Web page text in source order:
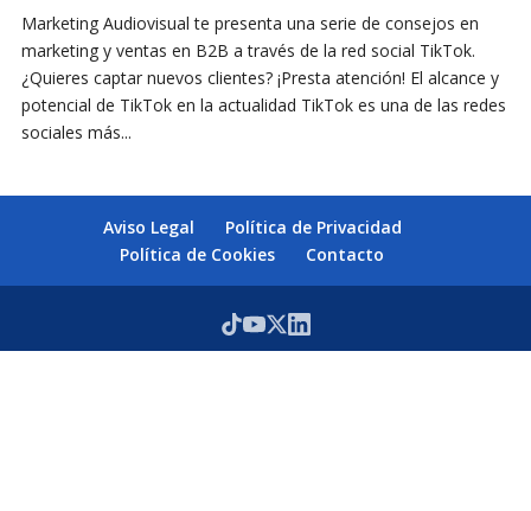
Marketing Audiovisual te presenta una serie de consejos en
marketing y ventas en B2B a través de la red social TikTok.
¿Quieres captar nuevos clientes? ¡Presta atención! El alcance y
potencial de TikTok en la actualidad TikTok es una de las redes
sociales más...
Aviso Legal
Política de Privacidad
Política de Cookies
Contacto